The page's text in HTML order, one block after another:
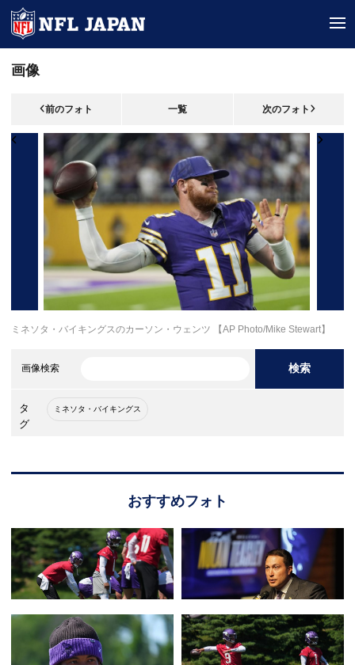
画像
前のフォト 一覧 次のフォト
ミネソタ・バイキングスのカーソン・ウェンツ 【AP Photo/Mike Stewart】
画像検索 検索
タ
グ
ミネソタ・バイキングス
おすすめフォト